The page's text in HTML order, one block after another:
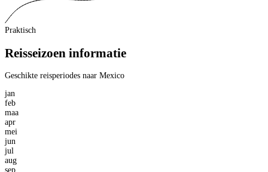
Praktisch
Reisseizoen informatie
Geschikte reisperiodes naar Mexico
jan
feb
maa
apr
mei
jun
jul
aug
sep